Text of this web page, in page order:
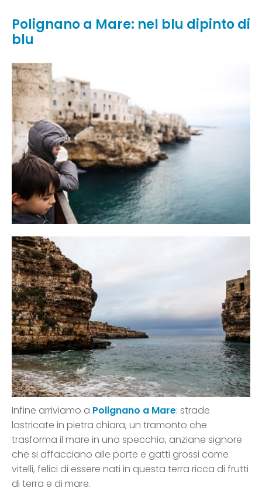
Polignano a Mare: nel blu dipinto di
blu
Infine arriviamo a Polignano a Mare: strade
lastricate in pietra chiara, un tramonto che
trasforma il mare in uno specchio, anziane signore
che si affacciano alle porte e gatti grossi come
vitelli, felici di essere nati in questa terra ricca di frutti
di terra e di mare.